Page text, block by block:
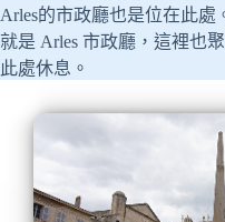
Arles的市政廳也是位在此
就是 Arles 市政廳，這裡也
此處休息。